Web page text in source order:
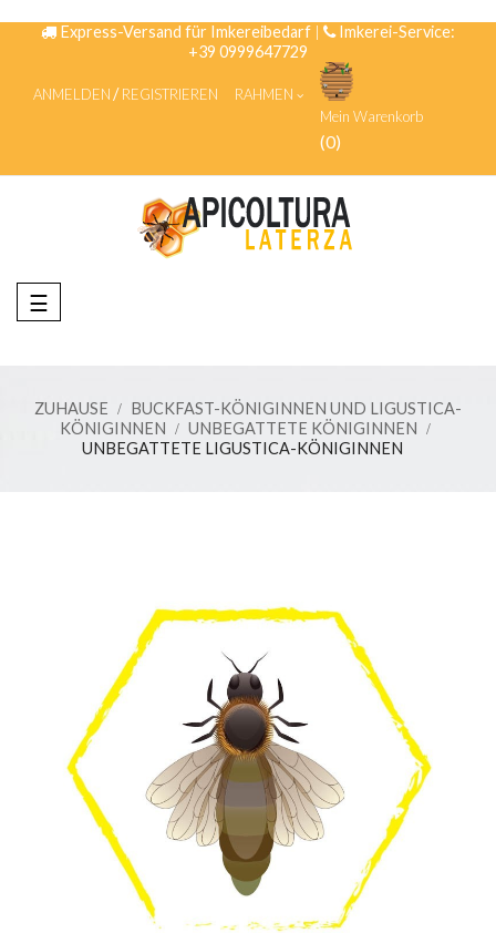
Express-Versand für Imkereibedarf |
Imkerei-Service:
+39 0999647729
ANMELDEN REGISTRIEREN
RAHMEN
Mein Warenkorb
(0)
Umschalten
der
☰
ZUHAUSE
BUCKFAST-KÖNIGINNEN UND LIGUSTICA-
KÖNIGINNEN
UNBEGATTETE KÖNIGINNEN
UNBEGATTETE LIGUSTICA-KÖNIGINNEN